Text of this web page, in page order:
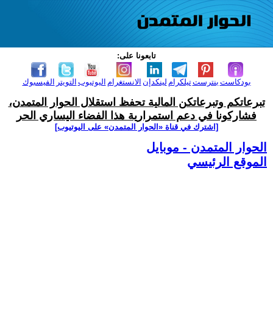
تابعونا على:
الفيسبوك التويتر اليوتيوب الانستغرام لينكدإن تيلكرامبنترست بودكاست
تبرعاتكم وتبرعاتكن المالية تحفظ استقلال الحوار المتمدن،
فشاركونا في دعم استمرارية هذا الفضاء اليساري الحر
[اشترك في قناة ‫«الحوار المتمدن» على اليوتيوب]
الحوار المتمدن - موبايل
الموقع الرئيسي